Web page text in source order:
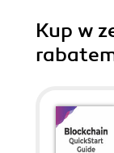
Kup w